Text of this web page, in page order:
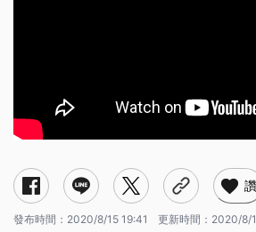
讚
發布時間： 2020/8/15 19:41 更新時間： 2020/8/